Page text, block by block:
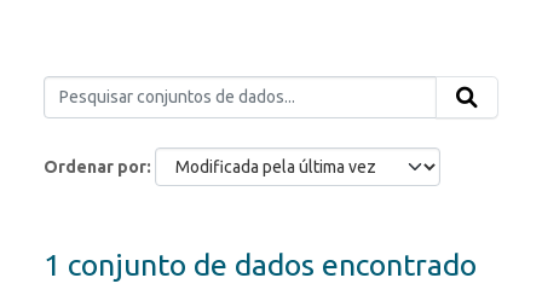
Ordenar por
1 conjunto de dados encontrado